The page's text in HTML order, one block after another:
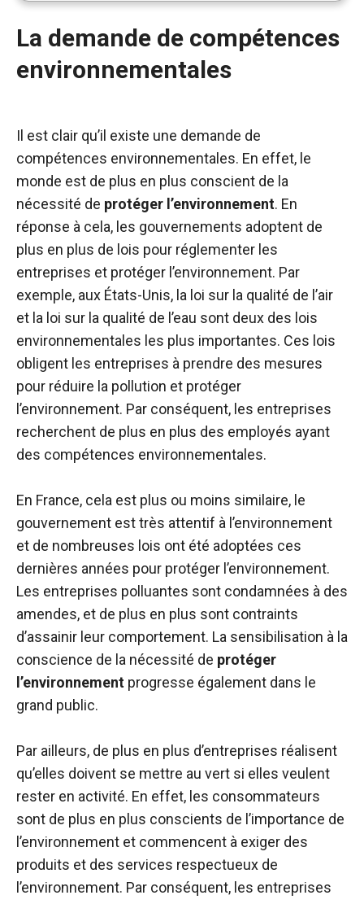
La demande de compétences
environnementales
Il est clair qu’il existe une demande de
compétences environnementales. En effet, le
monde est de plus en plus conscient de la
nécessité de protéger l’environnement. En
réponse à cela, les gouvernements adoptent de
plus en plus de lois pour réglementer les
entreprises et protéger l’environnement. Par
exemple, aux États-Unis, la loi sur la qualité de l’air
et la loi sur la qualité de l’eau sont deux des lois
environnementales les plus importantes. Ces lois
obligent les entreprises à prendre des mesures
pour réduire la pollution et protéger
l’environnement. Par conséquent, les entreprises
recherchent de plus en plus des employés ayant
des compétences environnementales.
En France, cela est plus ou moins similaire, le
gouvernement est très attentif à l’environnement
et de nombreuses lois ont été adoptées ces
dernières années pour protéger l’environnement.
Les entreprises polluantes sont condamnées à des
amendes, et de plus en plus sont contraints
d’assainir leur comportement. La sensibilisation à la
conscience de la nécessité de protéger
l’environnement progresse également dans le
grand public.
Par ailleurs, de plus en plus d’entreprises réalisent
qu’elles doivent se mettre au vert si elles veulent
rester en activité. En effet, les consommateurs
sont de plus en plus conscients de l’importance de
l’environnement et commencent à exiger des
produits et des services respectueux de
l’environnement. Par conséquent, les entreprises